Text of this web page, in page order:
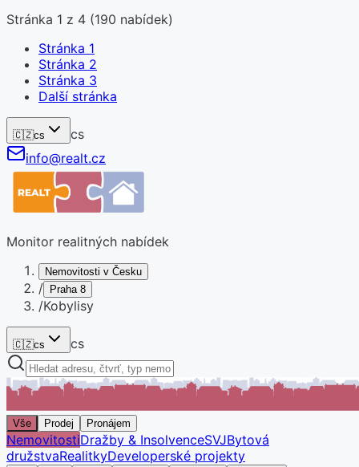
Stránka 1 z 4 (190 nabídek)
Stránka 1
Stránka 2
Stránka 3
Další stránka
🇨🇿cs
cs
info@realt.cz
Monitor realitných nabídek
Nemovitosti v Česku
/ Praha 8
/Kobylisy
🇨🇿cs cs
Vše Prodej Pronájem
NemovitostiDražby & InsolvenceSVJBytová
družstvaRealitkyDeveloperské projekty